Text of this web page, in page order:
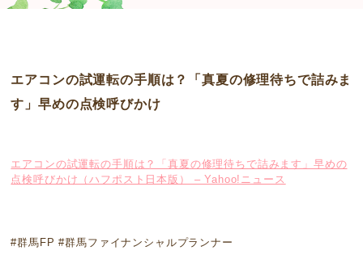
エアコンの試運転の手順は？「真夏の修理待ちで詰みま
す」早めの点検呼びかけ
エアコンの試運転の手順は？「真夏の修理待ちで詰みます」早めの
点検呼びかけ（ハフポスト日本版） – Yahoo!ニュース
#群馬FP #群馬ファイナンシャルプランナー